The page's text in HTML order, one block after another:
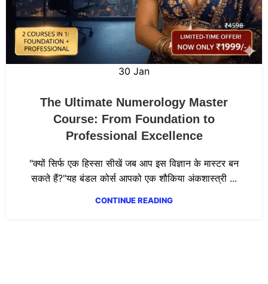
30 Jan
The Ultimate Numerology Master
Course: From Foundation to
Professional Excellence
"क्यों सिर्फ एक हिस्सा सीखें जब आप इस विज्ञान के मास्टर बन
सकते हैं?"यह बंडल कोर्स आपको एक शौकिया अंकशास्त्री ...
CONTINUE READING